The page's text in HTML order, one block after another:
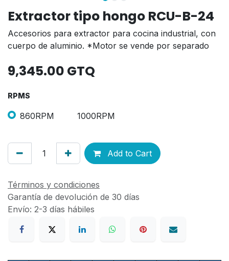
Extractor tipo hongo RCU-B-24
Accesorios para extractor para cocina industrial, con
cuerpo de aluminio. *Motor se vende por separado
9,345.00 GTQ
RPMS
860RPM 1000RPM
Add to Cart
Términos y condiciones
Garantía de devolución de 30 días
Envío: 2-3 días hábiles